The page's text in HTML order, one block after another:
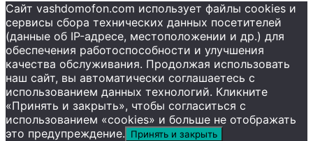
Сайт vashdomofon.com использует файлы cookies и
сервисы сбора технических данных посетителей
(данные об IP-адресе, местоположении и др.) для
обеспечения работоспособности и улучшения
качества обслуживания. Продолжая использовать
наш сайт, вы автоматически соглашаетесь с
использованием данных технологий. Кликните
«Принять и закрыть», чтобы согласиться с
использованием «cookies» и больше не отображать
это предупреждение.
Принять и закрыть